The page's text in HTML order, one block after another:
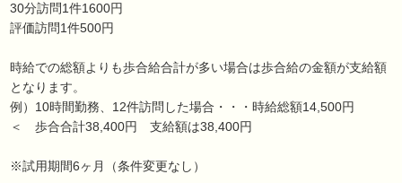
30分訪問1件1600円
評価訪問1件500円
時給での総額よりも歩合給合計が多い場合は歩合給の金額が支給額
となります。
例）10時間勤務、12件訪問した場合・・・時給総額14,500円
＜ 歩合合計38,400円 支給額は38,400円
※試用期間6ヶ月（条件変更なし）